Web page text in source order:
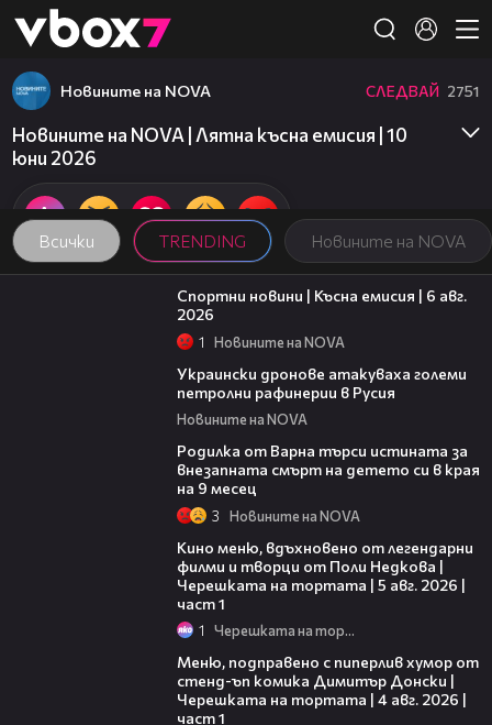
👾
Всички TRENDING Новините на NOVA
Новините на NOVA СЛЕДВАЙ 2751
Новините на NOVA | Лятна късна емисия | 10
юни 2026
04:51
Спортни новини | Късна емисия | 6 авг.
2026
1 Новините на NOVA
Украински дронове атакуваха големи
петролни рафинерии в Русия
Новините на NOVA
Родилка от Варна търси истината за
внезапната смърт на детето си в края
на 9 месец
3 Новините на NOVA
Кино меню, вдъхновено от легендарни
филми и творци от Поли Недкова |
Черешката на тортата | 5 авг. 2026 |
част 1
1 Черешката на тортата
Меню, подправено с пиперлив хумор от
стенд-ъп комика Димитър Донски |
Черешката на тортата | 4 авг. 2026 |
част 1